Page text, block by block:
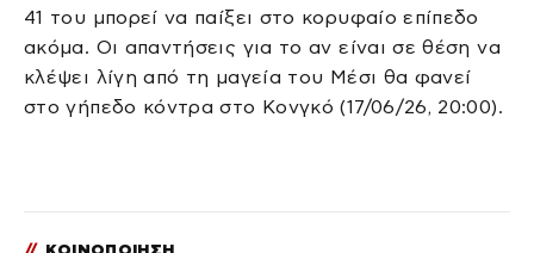
41 του μπορεί να παίξει στο κορυφαίο επίπεδο
ακόμα. Οι απαντήσεις για το αν είναι σε θέση να
κλέψει λίγη από τη μαγεία του Μέσι θα φανεί
στο γήπεδο κόντρα στο Κονγκό (17/06/26, 20:00).